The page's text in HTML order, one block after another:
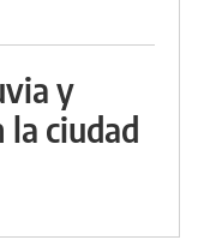
y
la ciudad